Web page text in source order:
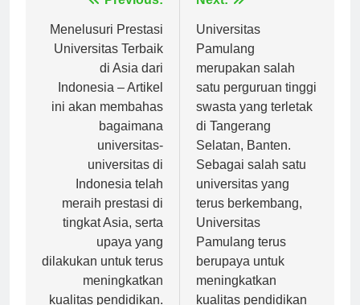
pos
Menelusuri Prestasi
Universitas Terbaik
di Asia dari
Indonesia – Artikel
ini akan membahas
bagaimana
universitas-
universitas di
Indonesia telah
meraih prestasi di
tingkat Asia, serta
upaya yang
dilakukan untuk terus
meningkatkan
Universitas
Pamulang
merupakan salah
satu perguruan tinggi
swasta yang terletak
di Tangerang
Selatan, Banten.
Sebagai salah satu
universitas yang
terus berkembang,
Universitas
Pamulang terus
berupaya untuk
meningkatkan